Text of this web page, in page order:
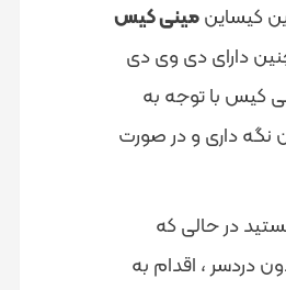
مینی کیس
و همچنین دارای دی وی دی
کیس با توجه به
نگه داری و در صورت
در حالی که
دردسر ، اقدام به